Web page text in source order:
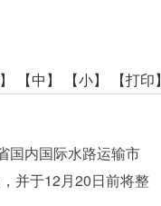
【中】 【小】 【打印】
国内国际水路运输市
并于12月20日前将整